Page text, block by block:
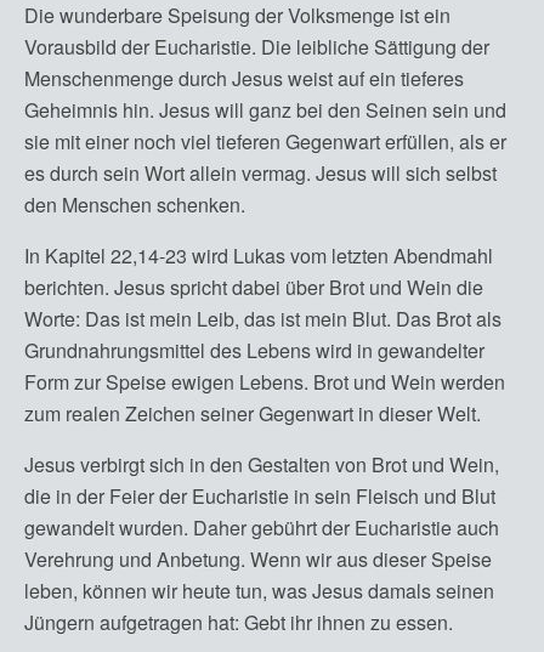
Die wunderbare Speisung der Volksmenge ist ein
Vorausbild der Eucharistie. Die leibliche Sättigung der
Menschenmenge durch Jesus weist auf ein tieferes
Geheimnis hin. Jesus will ganz bei den Seinen sein und
sie mit einer noch viel tieferen Gegenwart erfüllen, als er
es durch sein Wort allein vermag. Jesus will sich selbst
den Menschen schenken.
In Kapitel 22,14-23 wird Lukas vom letzten Abendmahl
berichten. Jesus spricht dabei über Brot und Wein die
Worte: Das ist mein Leib, das ist mein Blut. Das Brot als
Grundnahrungsmittel des Lebens wird in gewandelter
Form zur Speise ewigen Lebens. Brot und Wein werden
zum realen Zeichen seiner Gegenwart in dieser Welt.
Jesus verbirgt sich in den Gestalten von Brot und Wein,
die in der Feier der Eucharistie in sein Fleisch und Blut
gewandelt wurden. Daher gebührt der Eucharistie auch
Verehrung und Anbetung. Wenn wir aus dieser Speise
leben, können wir heute tun, was Jesus damals seinen
Jüngern aufgetragen hat: Gebt ihr ihnen zu essen.